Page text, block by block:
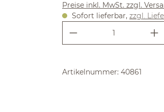
Preise inkl. MwSt. zzgl.
Sofort lieferbar, zzgl.
Produkt
Artikelnummer: 40861